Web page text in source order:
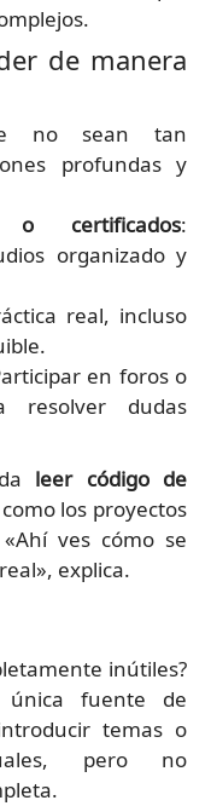
de manera
no sean tan
profundas y
o certificados:
organizado y
real, incluso
en foros o
dudas
leer código de
los proyectos
ves cómo se
explica.
inútiles?
fuente de
temas o
pero no